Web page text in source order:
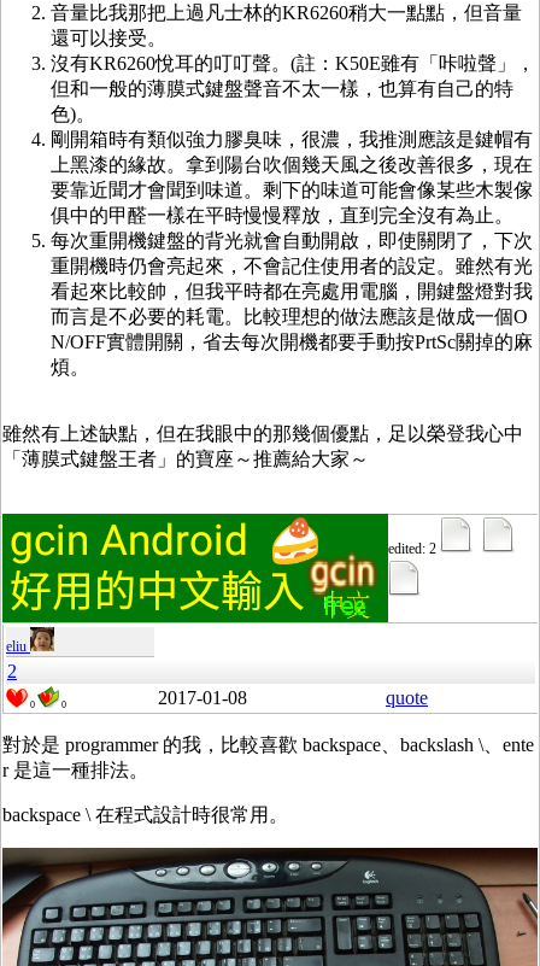
音量比我那把上過凡士林的KR6260稍大一點點，但音量
還可以接受。
沒有KR6260悅耳的叮叮聲。(註：K50E雖有「咔啦聲」，
但和一般的薄膜式鍵盤聲音不太一樣，也算有自己的特
色)。
剛開箱時有類似強力膠臭味，很濃，我推測應該是鍵帽有
上黑漆的緣故。拿到陽台吹個幾天風之後改善很多，現在
要靠近聞才會聞到味道。剩下的味道可能會像某些木製傢
俱中的甲醛一樣在平時慢慢釋放，直到完全沒有為止。
每次重開機鍵盤的背光就會自動開啟，即使關閉了，下次
重開機時仍會亮起來，不會記住使用者的設定。雖然有光
看起來比較帥，但我平時都在亮處用電腦，開鍵盤燈對我
而言是不必要的耗電。比較理想的做法應該是做成一個O
N/OFF實體開關，省去每次開機都要手動按PrtSc關掉的麻
煩。
雖然有上述缺點，但在我眼中的那幾個優點，足以榮登我心中
「薄膜式鍵盤王者」的寶座～推薦給大家～
edited: 2
eliu
2
0 0 2017-01-08 quote
對於是 programmer 的我，比較喜歡 backspace、backslash \、ente
r 是這一種排法。
backspace \ 在程式設計時很常用。